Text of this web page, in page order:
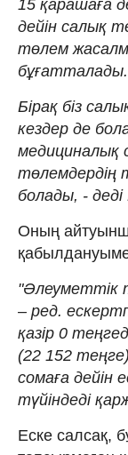
15 қарашаға
дейін салық
төлем
бұғатталады.
Бірақ біз
кездер де
медициналық
төлемдердің
болады, -
Оның
"Әлеуметтік
– ред.
қазір 0
(22 152 теңге)
сомаға
түйіндеді
Еске салсақ,